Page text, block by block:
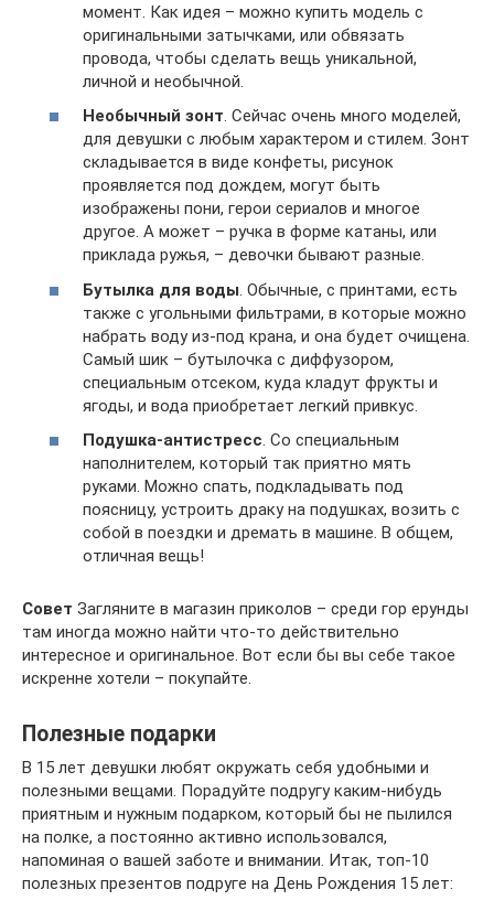
момент. Как идея – можно купить модель с
оригинальными затычками, или обвязать
провода, чтобы сделать вещь уникальной,
личной и необычной.
Необычный зонт. Сейчас очень много моделей,
для девушки с любым характером и стилем. Зонт
складывается в виде конфеты, рисунок
проявляется под дождем, могут быть
изображены пони, герои сериалов и многое
другое. А может – ручка в форме катаны, или
приклада ружья, – девочки бывают разные.
Бутылка для воды . Обычные, с принтами, есть
также с угольными фильтрами, в которые можно
набрать воду из-под крана, и она будет очищена.
Самый шик – бутылочка с диффузором,
специальным отсеком, куда кладут фрукты и
ягоды, и вода приобретает легкий привкус.
Подушка-антистресс. Со специальным
наполнителем, который так приятно мять
руками. Можно спать, подкладывать под
поясницу, устроить драку на подушках, возить с
собой в поездки и дремать в машине. В общем,
отличная вещь!
Совет Загляните в магазин приколов – среди гор ерунды
там иногда можно найти что-то действительно
интересное и оригинальное. Вот если бы вы себе такое
искренне хотели – покупайте.
Полезные подарки
В 15 лет девушки любят окружать себя удобными и
полезными вещами. Порадуйте подругу каким-нибудь
приятным и нужным подарком, который бы не пылился
на полке, а постоянно активно использовался,
напоминая о вашей заботе и внимании. Итак, топ-10
полезных презентов подруге на День Рождения 15 лет: